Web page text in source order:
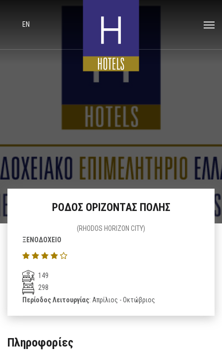
EN
ΡΟΔΟΣ ΟΡΙΖΟΝΤΑΣ ΠΟΛΗΣ
(RHODOS HORIZON CITY)
ΞΕΝΟΔΟΧΕΙΟ
149
298
Περίοδος Λειτουργίας: Απρίλιος - Οκτώβριος
Πληροφορίες